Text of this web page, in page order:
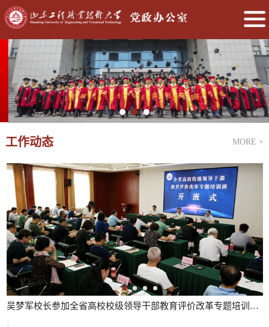
工作动态 MORE +
吴梦军校长参加全省高校校级领导干部教育评价改革专题培训班...